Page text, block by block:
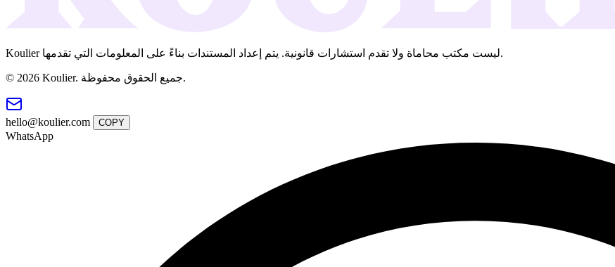
Koulier ليست مكتب محاماة ولا تقدم استشارات قانونية. يتم إعداد المستندات بناءً على المعلومات التي تقدمها.
© 2026 Koulier. جميع الحقوق محفوظة.
hello@koulier.com COPY
WhatsApp